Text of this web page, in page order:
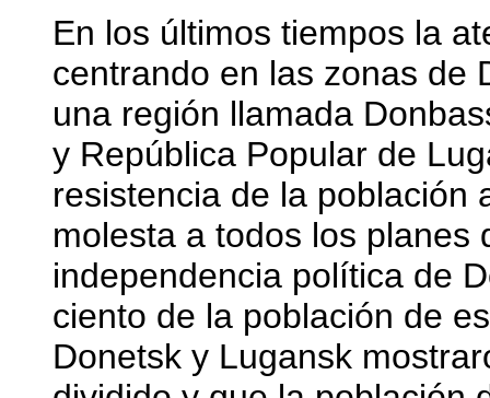
En los últimos tiempos la
centrando en las zonas de
una región llamada
y República Popular de
resistencia de la población
molesta a todos los planes
independencia política de
ciento de la población de
Donetsk y Lugansk